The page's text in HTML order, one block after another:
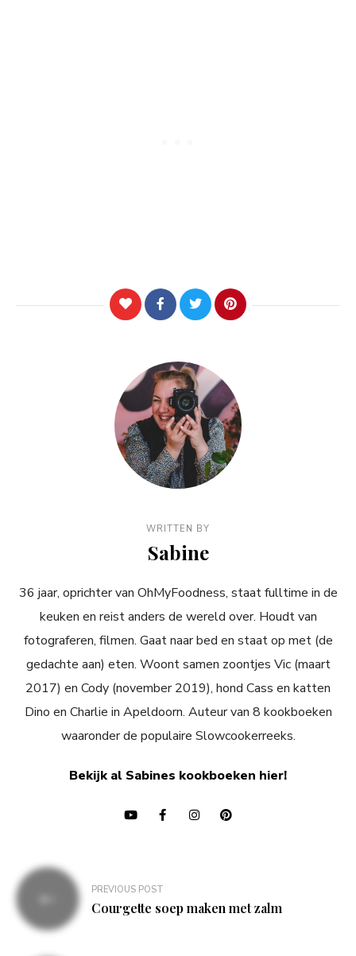
WRITTEN BY
Sabine
36 jaar, oprichter van OhMyFoodness, staat fulltime in de
keuken en reist anders de wereld over. Houdt van
fotograferen, filmen. Gaat naar bed en staat op met (de
gedachte aan) eten. Woont samen zoontjes Vic (maart
2017) en Cody (november 2019), hond Cass en katten
Dino en Charlie in Apeldoorn. Auteur van 8 kookboeken
waaronder de populaire Slowcookerreeks.
Bekijk al Sabines kookboeken hier!
Bericht
navigatie
PREVIOUS POST
Courgette soep maken met zalm